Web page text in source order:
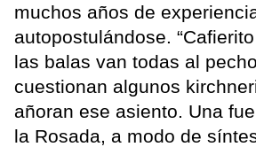
muchos años de
autopostulándose.
las balas van todas al
cuestionan algunos
añoran ese asiento. Una
la Rosada, a modo de